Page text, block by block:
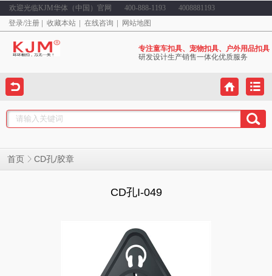
欢迎光临KJM华体（中国）官网 400-888-1193
4008881193
登录/注册 收藏本站 在线咨询 网站地图
专注童车扣具、宠物扣具、户外用品扣具
研发设计生产销售一体化优质服务
首页 CD孔/胶章
CD孔I-049